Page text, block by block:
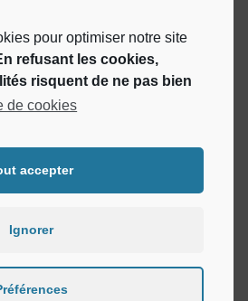
pour optimiser notre site
refusant les cookies,
risquent de ne pas bien
de cookies
accepter
Ignorer
Réseaux sociaux